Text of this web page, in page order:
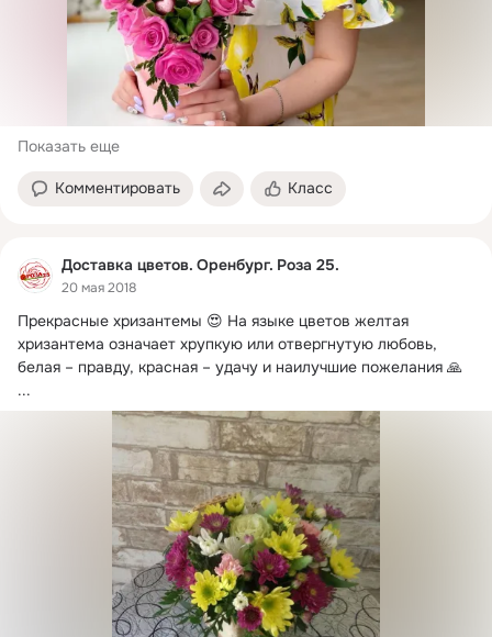
Показать еще
Комментировать Класс
Доставка цветов. Оренбург. Роза 25.
20 мая 2018
Прекрасные хризантемы 😍 На языке цветов желтая
хризантема означает хрупкую или отвергнутую любовь,
белая – правду, красная – удачу и наилучшие пожелания 🙏
...